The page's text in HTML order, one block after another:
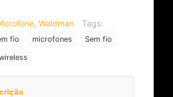
, Waldman Tags:
fio microfones Sem fio